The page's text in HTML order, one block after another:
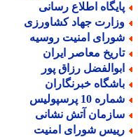
اطلاع رسانی
جهاد کشاورزی
امنیت روسیه
معاصر ایران
رزاق پور
خبرنگاران
10 پرسپولیس
آتش نشانی
شورای امنیت